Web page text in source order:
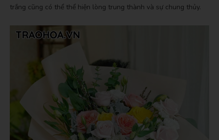
trắng cũng có thể thể hiện lòng trung thành và sự chung thủy.